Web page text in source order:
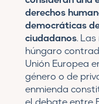
derechos
democráticas
ciudadanos.
húngaro
Unión Europea
género o de
enmienda